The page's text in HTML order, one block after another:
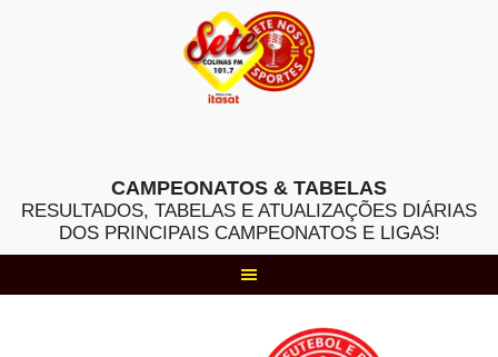
CAMPEONATOS & TABELAS
RESULTADOS, TABELAS E ATUALIZAÇÕES DIÁRIAS
DOS PRINCIPAIS CAMPEONATOS E LIGAS!